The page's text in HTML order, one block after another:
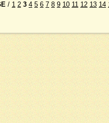
/ 1 2 3 4 5 6 7 8 9 10 11 12 13 14